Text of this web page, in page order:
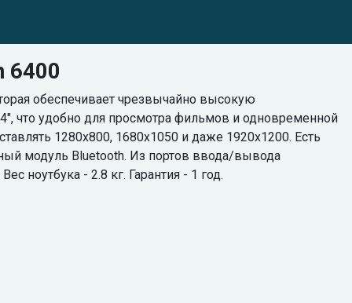
6400
обеспечивает чрезвычайно высокую
что удобно для просмотра фильмов и одновременной
1280х800, 1680х1050 и даже 1920х1200. Есть
модуль Bluetooth. Из портов ввода/вывода
ноутбука - 2.8 кг. Гарантия - 1 год.